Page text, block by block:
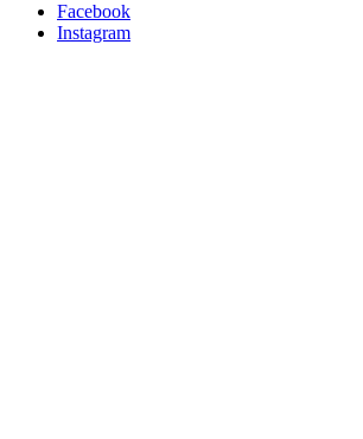
Facebook
Instagram